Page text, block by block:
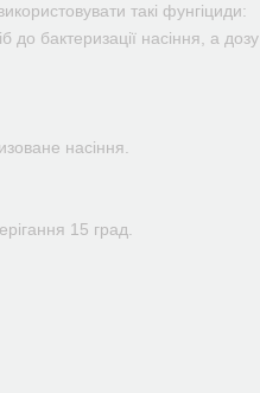
такі фунгіциди:
бактеризації насіння, а дозу
насіння.
15 град.